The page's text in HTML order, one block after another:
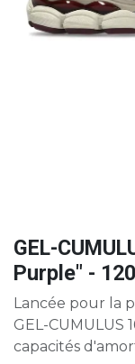
GEL-
Purple" -
Lancée pour la
GEL-CUMULUS
capacités